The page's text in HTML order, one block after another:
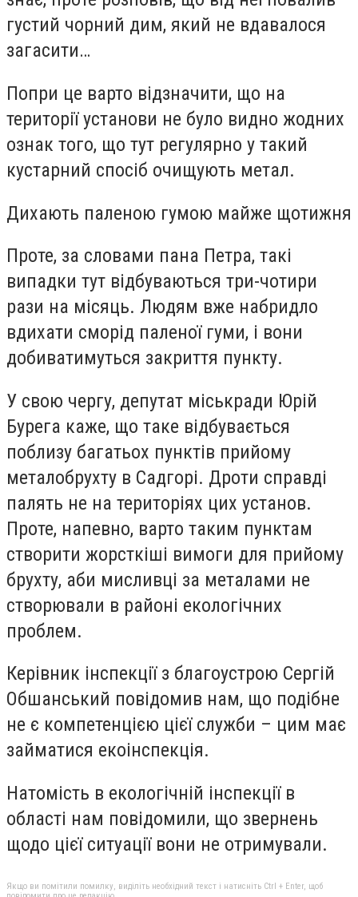
густий чорний дим, який не вдавалося
загасити…
Попри це варто відзначити, що на
території установи не було видно жодних
ознак того, що тут регулярно у такий
кустарний спосіб очищують метал.
Дихають паленою гумою майже щотижня
Проте, за словами пана Петра, такі
випадки тут відбуваються три-чотири
рази на місяць. Людям вже набридло
вдихати сморід паленої гуми, і вони
добиватимуться закриття пункту.
У свою чергу, депутат міськради Юрій
Бурега каже, що таке відбувається
поблизу багатьох пунктів прийому
металобрухту в Садгорі. Дроти справді
палять не на територіях цих установ.
Проте, напевно, варто таким пунктам
створити жорсткіші вимоги для прийому
брухту, аби мисливці за металами не
створювали в районі екологічних
проблем.
Керівник інспекції з благоустрою Сергій
Обшанський повідомив нам, що подібне
не є компетенцією цієї служби – цим має
займатися екоінспекція.
Натомість в екологічній інспекції в
області нам повідомили, що звернень
щодо цієї ситуації вони не отримували.
Якщо ви помітили помилку, виділіть необхідний текст і натисніть Ctrl + Enter, щоб